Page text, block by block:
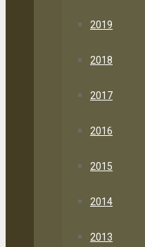
2019
2018
2017
2016
2015
2014
2013